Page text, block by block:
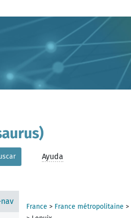
Ayuda
France > France métropolitaine >